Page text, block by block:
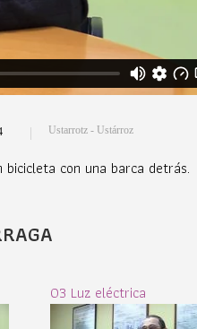
Ustarrotz - Ustárroz
con una barca detrás.
03 Luz eléctrica